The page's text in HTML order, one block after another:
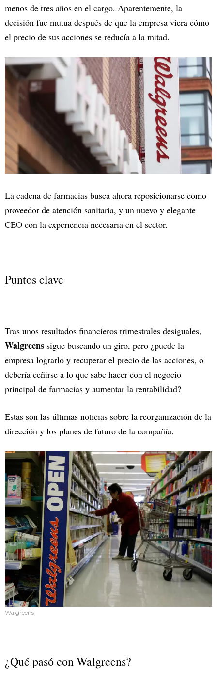
menos de tres años en el cargo. Aparentemente, la
decisión fue mutua después de que la empresa viera cómo
el precio de sus acciones se reducía a la mitad.
La cadena de farmacias busca ahora reposicionarse como
proveedor de atención sanitaria, y un nuevo y elegante
CEO con la experiencia necesaria en el sector.
Puntos clave
Tras unos resultados financieros trimestrales desiguales,
Walgreens sigue buscando un giro, pero ¿puede la
empresa lograrlo y recuperar el precio de las acciones, o
debería ceñirse a lo que sabe hacer con el negocio
principal de farmacias y aumentar la rentabilidad?
Estas son las últimas noticias sobre la reorganización de la
dirección y los planes de futuro de la compañía.
Walgreens
¿Qué pasó con Walgreens?